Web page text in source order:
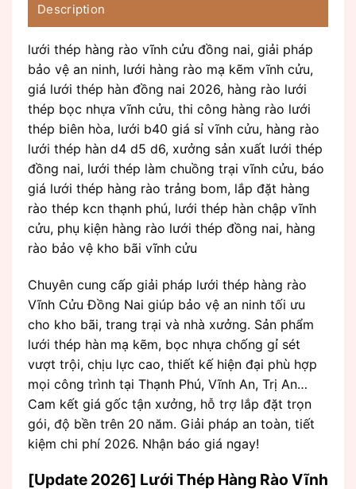
Description
lưới thép hàng rào vĩnh cửu đồng nai, giải pháp
bảo vệ an ninh, lưới hàng rào mạ kẽm vĩnh cửu,
giá lưới thép hàn đồng nai 2026, hàng rào lưới
thép bọc nhựa vĩnh cửu, thi công hàng rào lưới
thép biên hòa, lưới b40 giá sỉ vĩnh cửu, hàng rào
lưới thép hàn d4 d5 d6, xưởng sản xuất lưới thép
đồng nai, lưới thép làm chuồng trại vĩnh cửu, báo
giá lưới thép hàng rào trảng bom, lắp đặt hàng
rào thép kcn thạnh phú, lưới thép hàn chập vĩnh
cửu, phụ kiện hàng rào lưới thép đồng nai, hàng
rào bảo vệ kho bãi vĩnh cửu
Chuyên cung cấp giải pháp lưới thép hàng rào
Vĩnh Cửu Đồng Nai giúp bảo vệ an ninh tối ưu
cho kho bãi, trang trại và nhà xưởng. Sản phẩm
lưới thép hàn mạ kẽm, bọc nhựa chống gỉ sét
vượt trội, chịu lực cao, thiết kế hiện đại phù hợp
mọi công trình tại Thạnh Phú, Vĩnh An, Trị An…
Cam kết giá gốc tận xưởng, hỗ trợ lắp đặt trọn
gói, độ bền trên 20 năm. Giải pháp an toàn, tiết
kiệm chi phí 2026. Nhận báo giá ngay!
[Update 2026] Lưới Thép Hàng Rào Vĩnh